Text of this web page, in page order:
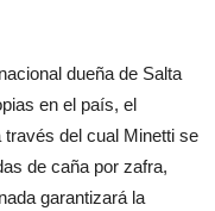
dueña de Salta
en el país, el
del cual Minetti se
de caña por zafra,
garantizará la